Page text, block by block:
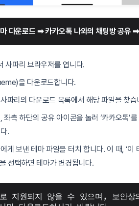
다운로드 ➡ 카카오톡 나와의 채팅방 공유
사파리 브라우저를 엽니다.
을 다운로드합니다.
파리의 다운로드 목록에서 해당 파일을 찾습
측 하단의 공유 아이콘을 눌러 ‘카카오톡’
.
게 보낸 테마 파일을 터치 합니다. 이 때, ‘이
선택하면 테마가 변경됩니다.
지원되지 않을 수 있으며, 보안상